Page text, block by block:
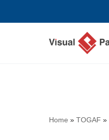
Home » TOGAF »